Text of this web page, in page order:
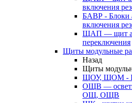
включения
БАВР - Блоки
включения
ЩАП — щит
переключения
Щиты модульные
Назад
Щиты
ЩОУ, ЩОМ -
ОЩВ —
ОЩ, ОЩВ